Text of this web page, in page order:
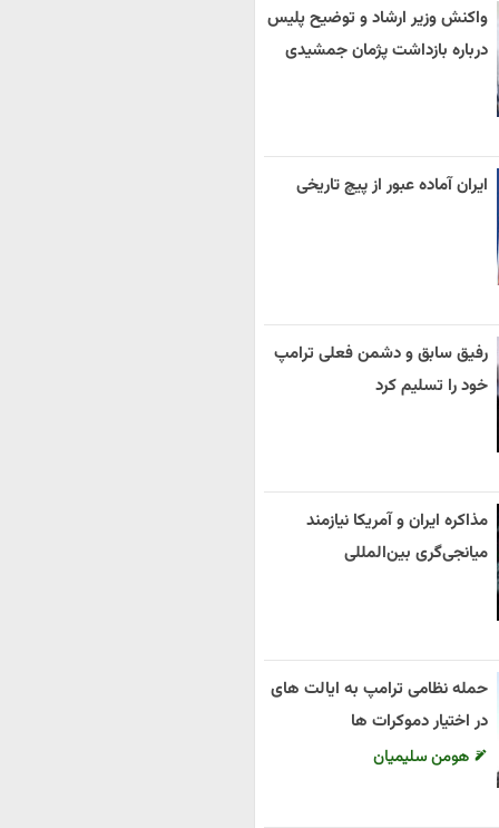
واکنش وزیر ارشاد و توضیح پلیس
درباره بازداشت پژمان جمشیدی
ایران آماده عبور از پیچ تاریخی
رفیق سابق و دشمن فعلی ترامپ
خود را تسلیم کرد
مذاکره ایران و آمریکا نیازمند
میانجی‌گری بین‌المللی
حمله نظامی ترامپ به ایالت های
در اختیار دموکرات ها
هومن سلیمیان